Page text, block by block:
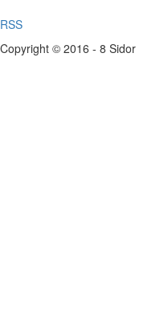
RSS
Copyright © 2016 - 8 Sidor